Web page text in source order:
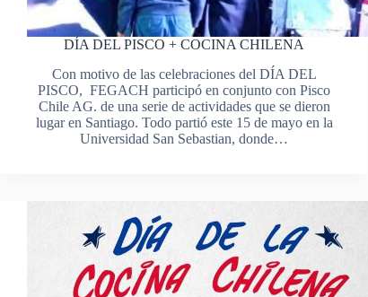
DÍA DEL PISCO + COCINA CHILENA
Con motivo de las celebraciones del DÍA DEL
PISCO, FEGACH participó en conjunto con Pisco
Chile AG. de una serie de actividades que se dieron
lugar en Santiago. Todo partió este 15 de mayo en la
Universidad San Sebastian, donde…